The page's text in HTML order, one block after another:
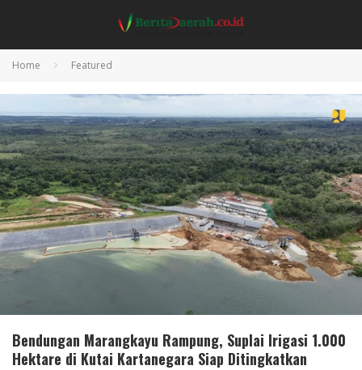
Home Featured
Bendungan Marangkayu Rampung, Suplai Irigasi 1.000
Hektare di Kutai Kartanegara Siap Ditingkatkan